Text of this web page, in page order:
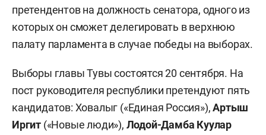
претендентов на должность сенатора, одного из
которых он сможет делегировать в верхнюю
палату парламента в случае победы на выборах.
Выборы главы Тувы состоятся 20 сентября. На
пост руководителя республики претендуют пять
кандидатов: Ховалыг («Единая Россия»),Артыш
Иргит («Новые люди»), Лодой-Дамба Куулар